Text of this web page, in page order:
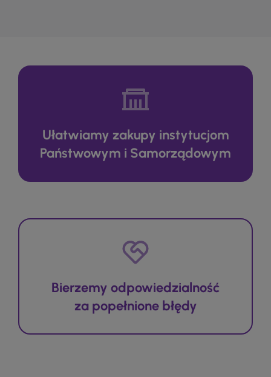
Ułatwiamy zakupy instytucjom
Państwowym i Samorządowym
Bierzemy odpowiedzialność
za popełnione błędy